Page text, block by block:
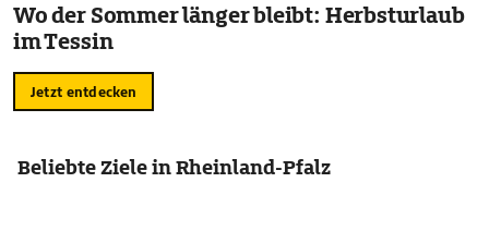
Wo der Sommer länger bleibt: Herbsturlaub
im Tessin
Jetzt entdecken
Beliebte Ziele in Rheinland-Pfalz